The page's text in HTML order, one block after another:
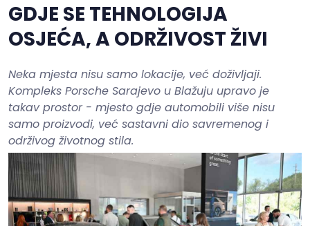
GDJE SE TEHNOLOGIJA
OSJEĆA, A ODRŽIVOST ŽIVI
Neka mjesta nisu samo lokacije, već doživljaji.
Kompleks Porsche Sarajevo u Blažuju upravo je
takav prostor - mjesto gdje automobili više nisu
samo proizvodi, već sastavni dio savremenog i
održivog životnog stila.